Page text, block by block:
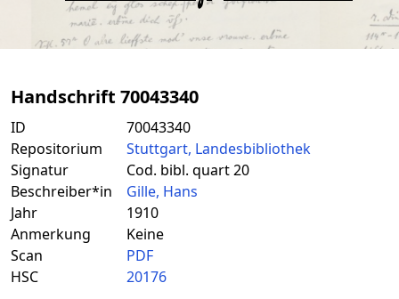
Handschrift 70043340
ID
70043340
Repositorium
Stuttgart, Landesbibliothek
Signatur
Cod. bibl. quart 20
Beschreiber*in
Gille, Hans
Jahr
1910
Anmerkung
Keine
Scan
PDF
HSC
20176